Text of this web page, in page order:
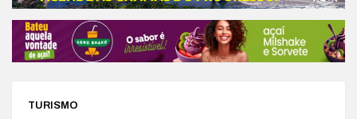
TURISMO